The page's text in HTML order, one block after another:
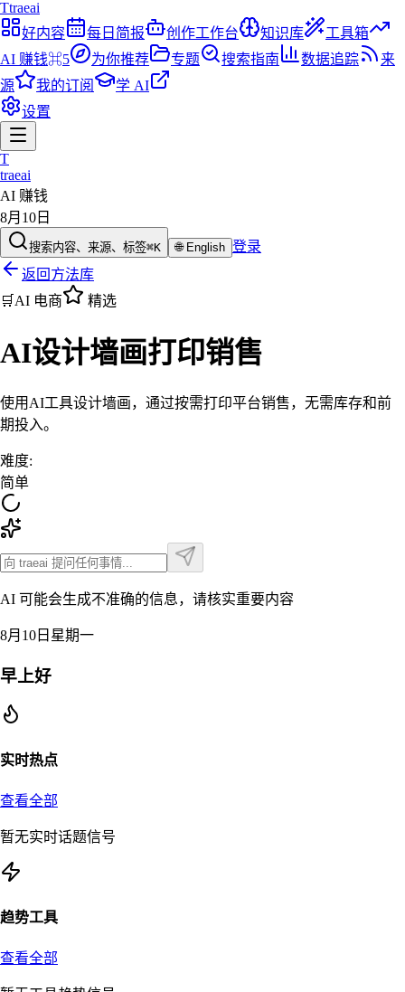
Ttraeai
好内容
每日简报 创作工作台 知识库
工具箱
AI 赚钱⌘5 为你推荐 专题 搜索指南 数据追踪
来
源
我的订阅
学 AI
设置
T
traeai
AI 赚钱
8月10日
搜索内容、来源、标签⌘K 🌐 English 登录
返回方法库
🛒 AI 电商 精选
AI设计墙画打印销售
使用AI工具设计墙画，通过按需打印平台销售，无需库存和前
期投入。
难度:
简单
AI 可能会生成不准确的信息，请核实重要内容
8月10日星期一
早上好
实时热点
查看全部
暂无实时话题信号
趋势工具
查看全部